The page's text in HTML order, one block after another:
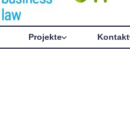
Projekte Kontakt